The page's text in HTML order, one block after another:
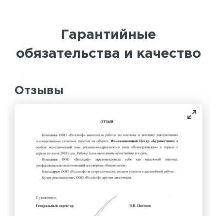
Гарантийные
обязательства и качество
Отзывы